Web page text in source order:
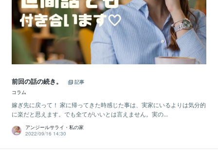
前回の話の続き。
記事
コラム
嫁ぎ先に戻って！ 家に帰ってきた時感じた事は、実家にいるよりは気分的
に楽だと思えます。でも全てがいいとは言えません。実の...
アンジールサライ・私の家
2022/09/16 14:30